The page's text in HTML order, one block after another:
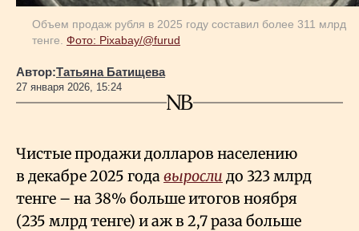
Все новости
Объем продаж рубля в 2025 году составил более 311 млрд
тенге. Фото: Pixabay/@furud
Автор:Татьяна Батищева
27 января 2026, 15:24
Чистые продажи долларов населению
в декабре 2025 годавыросли до 323 млрд
тенге – на 38% больше итогов ноября
(235 млрд тенге) и аж в 2,7 раза больше